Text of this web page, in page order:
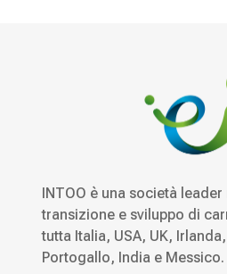
INTOO è una società
transizione e sviluppo di
tutta Italia, USA, UK,
Portogallo, India e Messico.